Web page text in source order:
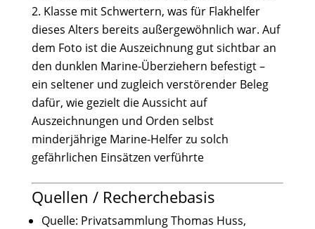
2. Klasse mit Schwertern, was für Flakhelfer
dieses Alters bereits außergewöhnlich war. Auf
dem Foto ist die Auszeichnung gut sichtbar an
den dunklen Marine-Überziehern befestigt –
ein seltener und zugleich verstörender Beleg
dafür, wie gezielt die Aussicht auf
Auszeichnungen und Orden selbst
minderjährige Marine-Helfer zu solch
gefährlichen Einsätzen verführte
Quellen / Recherchebasis
Quelle: Privatsammlung Thomas Huss,